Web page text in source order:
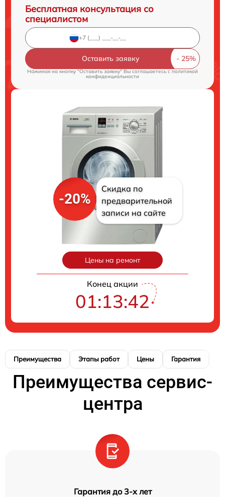
Бесплатная консультация со
специалистом
Оставить заявку
Нажимая на кнопку "Оставить заявку" Вы соглашаетесь cполитикой
конфиденциальности
-20%
Скидка по
предварительной
записи на сайте
Цены на ремонт
Конец акции
01:13:41
Преимущества Этапы работ Цены Гарантия
Преимущества сервис-
центра
Гарантия до 3-х лет